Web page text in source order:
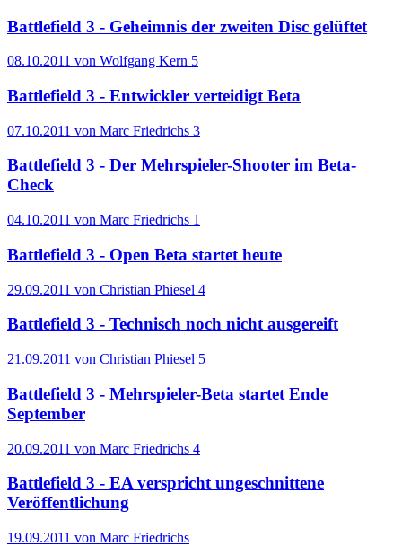
Battlefield 3 - Geheimnis der zweiten Disc gelüftet
08.10.2011 von Wolfgang Kern 5
Battlefield 3 - Entwickler verteidigt Beta
07.10.2011 von Marc Friedrichs 3
Battlefield 3 - Der Mehrspieler-Shooter im Beta-
Check
04.10.2011 von Marc Friedrichs 1
Battlefield 3 - Open Beta startet heute
29.09.2011 von Christian Phiesel 4
Battlefield 3 - Technisch noch nicht ausgereift
21.09.2011 von Christian Phiesel 5
Battlefield 3 - Mehrspieler-Beta startet Ende
September
20.09.2011 von Marc Friedrichs 4
Battlefield 3 - EA verspricht ungeschnittene
Veröffentlichung
19.09.2011 von Marc Friedrichs